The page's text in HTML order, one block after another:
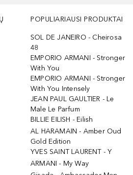
POPULIARIAUSI PRODUKTAI
SOL DE JANEIRO - Cheirosa
48
EMPORIO ARMANI - Stronger
With You
EMPORIO ARMANI - Stronger
With You Intensely
JEAN PAUL GAULTIER - Le
Male Le Parfum
BILLIE EILISH - Eilish
AL HARAMAIN - Amber Oud
Gold Edition
YVES SAINT LAURENT - Y
ARMANI - My Way